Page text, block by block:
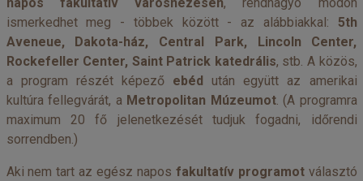
ismerkedhet meg - többek között - az alábbiakkal: 5th
Aveneue, Dakota-ház, Central Park, Lincoln Center,
Rockefeller Center, Saint Patrick katedrális, stb. A közös,
a program részét képező ebédután együtt az amerikai
kultúra fellegvárát, a Metropolitan Múzeumot. (A programra
maximum 20 fő jelenetkezését tudjuk fogadni, időrendi
sorrendben.)
Aki nem tart az egész napos fakultatív programotválasztó